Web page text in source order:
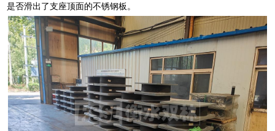
是否滑出了支座顶面的不锈钢板。